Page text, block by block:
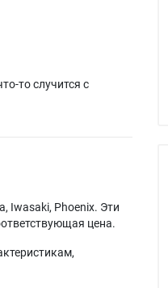
то случится с
Iwasaki, Phoenix. Эти
цена.